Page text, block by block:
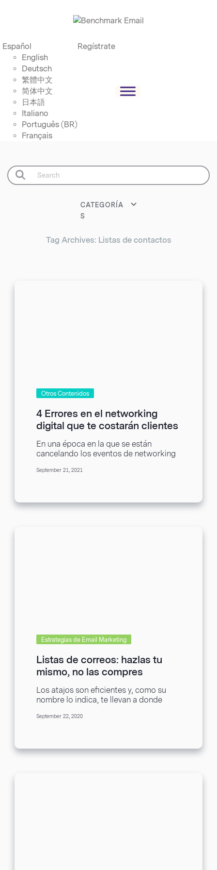
Español
English
Deutsch
繁體中文
简体中文
日本語
Italiano
Português (BR)
Français
Regístrate
CATEGORÍA
S
Tag Archives: Listas de contactos
Otros Contenidos
4 Errores en el networking
digital que te costarán clientes
En una época en la que se están
cancelando los eventos de networking
marketing y ventas...
September 21, 2021
Estrategias de Email Marketing
Listas de correos: hazlas tu
mismo, no las compres
Los atajos son eficientes y, como su
nombre lo indica, te llevan a donde
September 22, 2020